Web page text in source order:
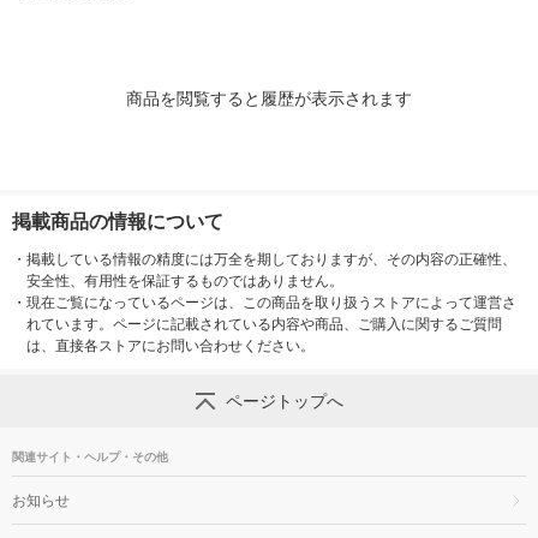
商品を閲覧すると履歴が表示されます
掲載商品の情報について
・ 掲載している情報の精度には万全を期しておりますが、その内容の正確性、
安全性、有用性を保証するものではありません。
・ 現在ご覧になっているページは、この商品を取り扱うストアによって運営さ
れています。ページに記載されている内容や商品、ご購入に関するご質問
は、直接各ストアにお問い合わせください。
ページトップへ
関連サイト・ヘルプ・その他
お知らせ